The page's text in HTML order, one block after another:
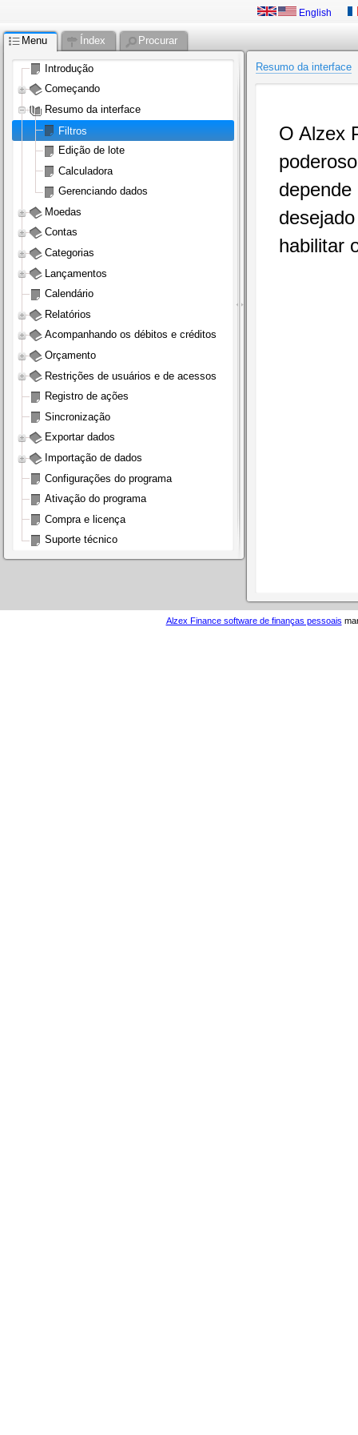
English
Menu Índex Procurar
Introdução
Começando
Resumo da interface
Filtros
Edição de lote
Calculadora
Gerenciando dados
Moedas
Contas
Categorias
Lançamentos
Calendário
Relatórios
Acompanhando os débitos e créditos
Orçamento
Restrições de usuários e de acessos
Registro de ações
Sincronização
Exportar dados
Importação de dados
Configurações do programa
Ativação do programa
Compra e licença
Suporte técnico
Resumo da interface
O Alzex
habilitar
Alzex Finance software de finanças pessoais